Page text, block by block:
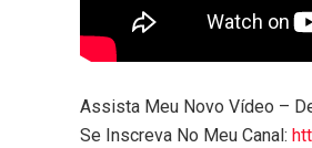
Assista Meu Novo Vídeo –
Se Inscreva No Meu Canal: